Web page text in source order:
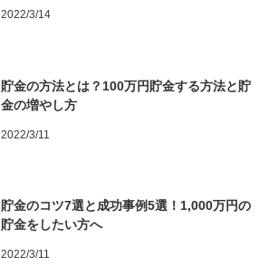
2022/3/14
貯金の方法とは？100万円貯金する方法と貯
金の増やし方
2022/3/11
貯金のコツ7選と成功事例5選！1,000万円の
貯金をしたい方へ
2022/3/11